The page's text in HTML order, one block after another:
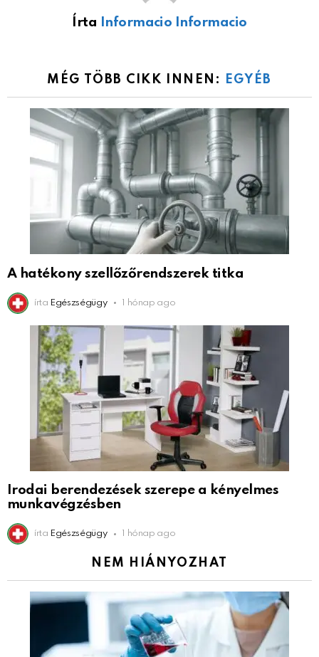
Írta Informacio Informacio
MÉG TÖBB CIKK INNEN: EGYÉB
A hatékony szellőzőrendszerek titka
írta Egészségügy 1 hónap ago
Irodai berendezések szerepe a kényelmes
munkavégzésben
írta Egészségügy 1 hónap ago
NEM HIÁNYOZHAT